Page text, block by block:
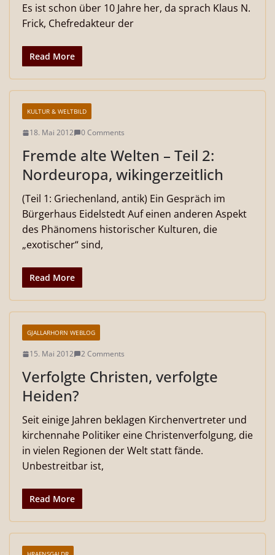
Es ist schon über 10 Jahre her, da sprach Klaus N.
Frick, Chefredakteur der
Read More
KULTUR & WELTBILD
18. Mai 2012 0 Comments
Fremde alte Welten – Teil 2:
Nordeuropa, wikingerzeitlich
(Teil 1: Griechenland, antik) Ein Gespräch im
Bürgerhaus Eidelstedt Auf einen anderen Aspekt
des Phänomens historischer Kulturen, die
„exotischer“ sind,
Read More
GJALLARHORN WEBLOG
15. Mai 2012 2 Comments
Verfolgte Christen, verfolgte
Heiden?
Seit einige Jahren beklagen Kirchenvertreter und
kirchennahe Politiker eine Christenverfolgung, die
in vielen Regionen der Welt statt fände.
Unbestreitbar ist,
Read More